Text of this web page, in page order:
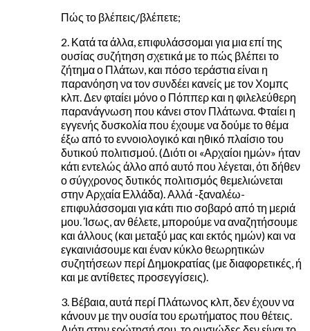
Πώς το βλέπεις/βλέπετε;
2. Κατά τα άλλα, επιφυλάσσομαι για μια επί της
ουσίας συζήτηση σχετικά με το πώς βλέπει το
ζήτημα ο Πλάτων, και πόσο τεράστια είναι η
παρανόηση να τον συνδέει κανείς με τον Χομπς
κλπ. Δεν φταίει μόνο ο Πόππερ και η φιλελεύθερη
παρανάγνωση που κάνει στον Πλάτωνα. Φταίει η
εγγενής δυσκολία που έχουμε να δούμε το θέμα
έξω από το εννοιολογικό και ηθικό πλαίσιο του
δυτικού πολιτισμού. (Διότι οι «Αρχαίοι ημών» ήταν
κάτι εντελώς άλλο από αυτό που λέγεται, ότι δήθεν
ο σύγχρονος δυτικός πολιτισμός θεμελιώνεται
στην Αρχαία Ελλάδα). Αλλά -ξαναλέω-
επιφυλάσσομαι για κάτι πιο σοβαρό από τη μεριά
μου. Ίσως, αν θέλετε, μπορούμε να αναζητήσουμε
και άλλους (και μεταξύ μας και εκτός ημών) και να
εγκαινιάσουμε και έναν κύκλο θεωρητικών
συζητήσεων περί Δημοκρατίας (με διαφορετικές, ή
και με αντίθετες προσεγγίσεις).
3. Βέβαια, αυτά περί Πλάτωνος κλπ, δεν έχουν να
κάνουν με την ουσία του ερωτήματος που θέτεις.